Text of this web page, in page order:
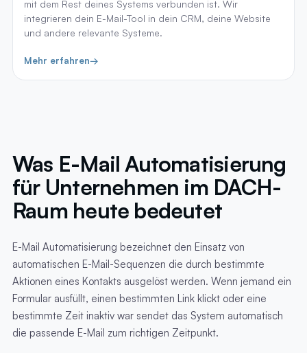
mit dem Rest deines Systems verbunden ist. Wir
integrieren dein E-Mail-Tool in dein CRM, deine Website
und andere relevante Systeme.
Mehr erfahren→
Was E-Mail Automatisierung
für Unternehmen im DACH-
Raum heute bedeutet
E-Mail Automatisierung bezeichnet den Einsatz von
automatischen E-Mail-Sequenzen die durch bestimmte
Aktionen eines Kontakts ausgelöst werden. Wenn jemand ein
Formular ausfüllt, einen bestimmten Link klickt oder eine
bestimmte Zeit inaktiv war sendet das System automatisch
die passende E-Mail zum richtigen Zeitpunkt.